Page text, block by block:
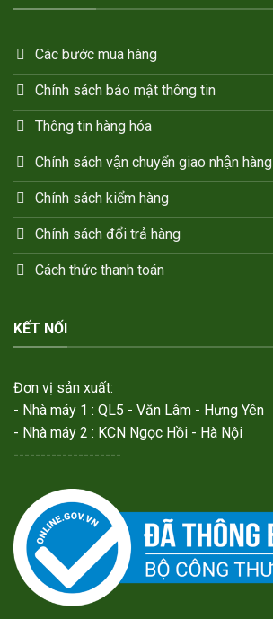
Các bước mua hàng
Chính sách bảo mật thông tin
Thông tin hàng hóa
Chính sách vận chuyển giao nhận hàng
Chính sách kiểm hàng
Chính sách đổi trả hàng
Cách thức thanh toán
KẾT NỐI
Đơn vị sản xuất:
- Nhà máy 1 : QL5 - Văn Lâm - Hưng Yên
- Nhà máy 2 : KCN Ngọc Hồi - Hà Nội
--------------------